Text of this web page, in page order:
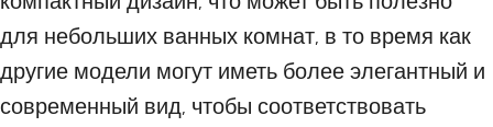
для небольших ванных комнат, в то время как
другие модели могут иметь более элегантный и
современный вид, чтобы соответствовать